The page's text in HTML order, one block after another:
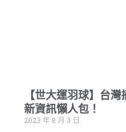
【世大運羽球】台
新資訊懶人包！
2023 年 8 月 3 日